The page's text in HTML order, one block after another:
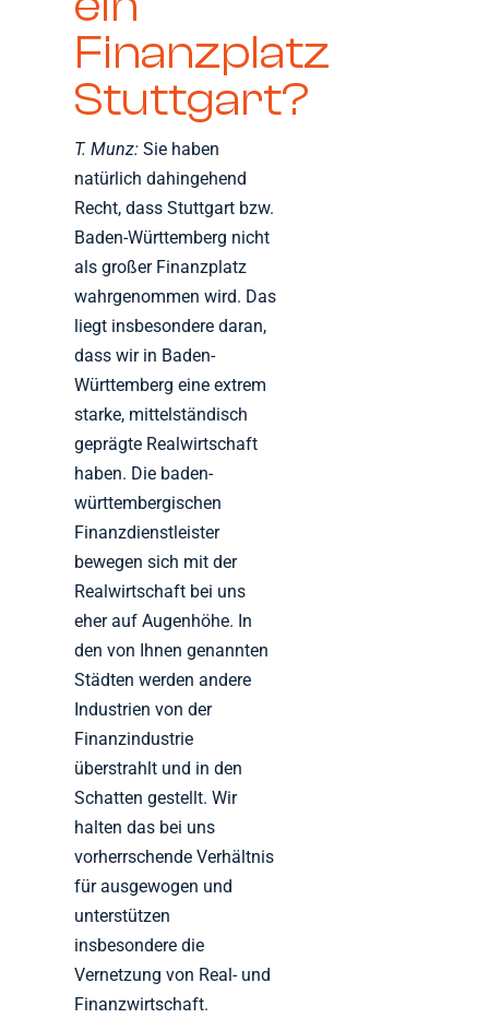
Finanzplatz
Stuttgart?
T. Munz:Sie haben
natürlich dahingehend
Recht, dass Stuttgart bzw.
Baden-Württemberg nicht
als großer Finanzplatz
wahrgenommen wird. Das
liegt insbesondere daran,
dass wir in Baden-
Württemberg eine extrem
starke, mittelständisch
geprägte Realwirtschaft
haben. Die baden-
württembergischen
Finanzdienstleister
bewegen sich mit der
Realwirtschaft bei uns
eher auf Augenhöhe. In
den von Ihnen genannten
Städten werden andere
Industrien von der
Finanzindustrie
überstrahlt und in den
Schatten gestellt. Wir
halten das bei uns
vorherrschende Verhältnis
für ausgewogen und
unterstützen
insbesondere die
Vernetzung von Real- und
Finanzwirtschaft.